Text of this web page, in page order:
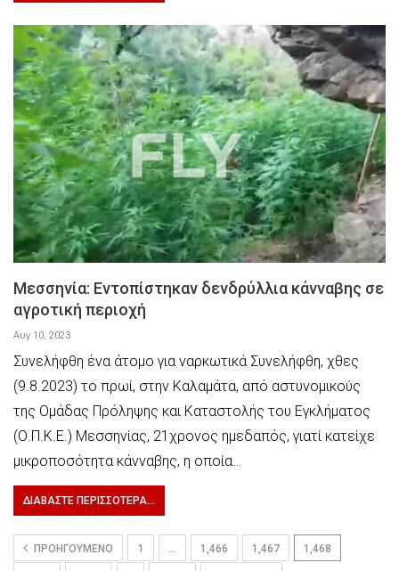
Μεσσηνία: Εντοπίστηκαν δενδρύλλια κάνναβης σε
αγροτική περιοχή
Αυγ 10, 2023
Συνελήφθη ένα άτομο για ναρκωτικά Συνελήφθη, χθες
(9.8.2023) το πρωί, στην Καλαμάτα, από αστυνομικούς
της Ομάδας Πρόληψης και Καταστολής του Εγκλήματος
(Ο.Π.Κ.Ε.) Μεσσηνίας, 21χρονος ημεδαπός, γιατί κατείχε
μικροποσότητα κάνναβης, η οποία…
ΔΙΑΒΆΣΤΕ ΠΕΡΙΣΣΌΤΕΡΑ...
ΠΡΟΗΓΟΎΜΕΝΟ 1 … 1,466 1,467 1,468